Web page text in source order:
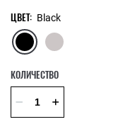
ЦВЕТ: Black
КОЛИЧЕСТВО